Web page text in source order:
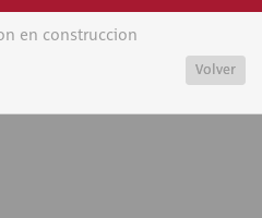
en construccion
Volver